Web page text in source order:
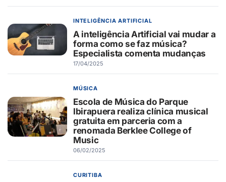
INTELIGÊNCIA ARTIFICIAL
A inteligência Artificial vai mudar a
forma como se faz música?
Especialista comenta mudanças
17/04/2025
MÚSICA
Escola de Música do Parque
Ibirapuera realiza clínica musical
gratuita em parceria com a
renomada Berklee College of
Music
06/02/2025
CURITIBA